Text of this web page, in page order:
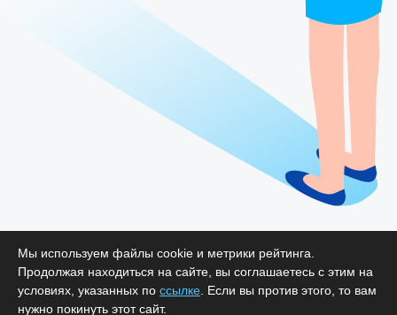
Мы используем файлы cookie и метрики рейтинга.
Продолжая находиться на сайте, вы соглашаетесь с этим на
условиях, указанных по ссылке . Если вы против этого, то вам
нужно покинуть этот сайт.